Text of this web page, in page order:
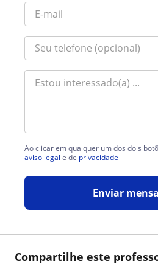
Compartilhe este
Ao clicar em qualquer um dos dois
aviso legal e de privacidade
Enviar